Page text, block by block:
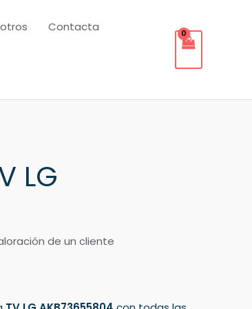
Contacta
LG
de un cliente